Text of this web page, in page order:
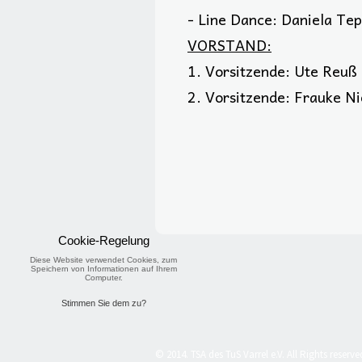
- Line Dance: Daniela
VORSTAND:
1. Vorsitzende: Ute Reuß
2. Vorsitzende: Frauke
Cookie-Regelung
Diese Website verwendet Cookies, zum
Speichern von Informationen auf Ihrem
Computer.
Stimmen Sie dem zu?